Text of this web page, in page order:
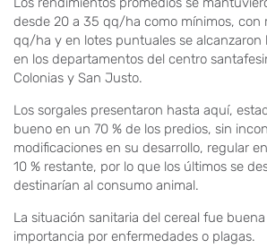
desde 20 a 35 qq/ha como mínimos, con
qq/ha y en lotes puntuales se
en los departamentos del centro
Colonias y San Justo.
Los sorgales presentaron hasta aquí,
bueno en un 70 % de los predios, sin
modificaciones en su desarrollo, regular
10 % restante, por lo que los últimos se
destinarían al consumo animal.
La situación sanitaria del cereal fue
importancia por enfermedades o plagas.